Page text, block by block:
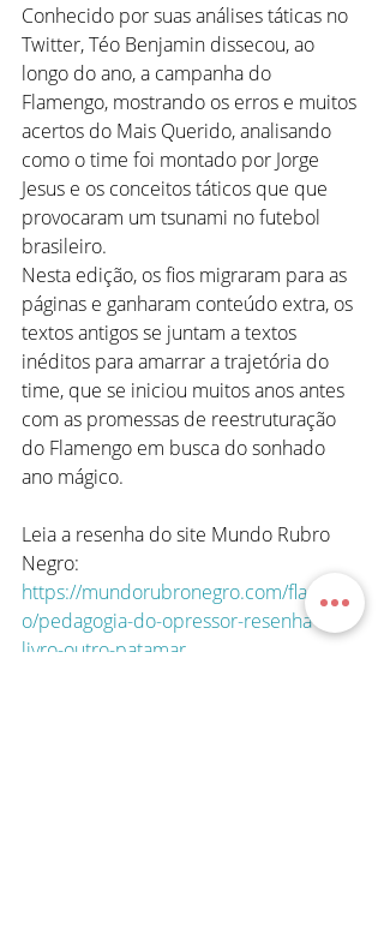
Conhecido por suas análises táticas no
Twitter, Téo Benjamin dissecou, ao
longo do ano, a campanha do
Flamengo, mostrando os erros e muitos
acertos do Mais Querido, analisando
como o time foi montado por Jorge
Jesus e os conceitos táticos que que
provocaram um tsunami no futebol
brasileiro.
Nesta edição, os fios migraram para as
páginas e ganharam conteúdo extra, os
textos antigos se juntam a textos
inéditos para amarrar a trajetória do
time, que se iniciou muitos anos antes
com as promessas de reestruturação
do Flamengo em busca do sonhado
ano mágico.
Leia a resenha do site Mundo Rubro
Negro:
https://mundorubronegro.com/flameng
o/pedagogia-do-opressor-resenha-do-
livro-outro-patamar